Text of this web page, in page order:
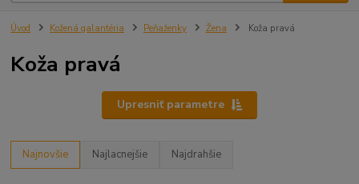
Úvod Kožená galantéria Peňaženky Žena Koža pravá
Koža pravá
Upresniť parametre
Najnovšie Najlacnejšie Najdrahšie